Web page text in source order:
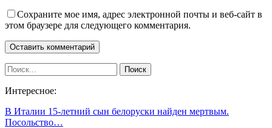
Сохраните мое имя, адрес электронной почты и веб-сайт в
этом браузере для следующего комментария.
Интересное:
В Италии 15-летний сын белоруски найден мертвым.
Посольство…